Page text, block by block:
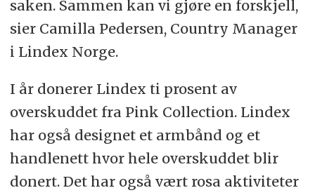
saken. Sammen kan vi gjøre en forskjell,
sier Camilla Pedersen, Country Manager
i Lindex Norge.
I år donerer Lindex ti prosent av
overskuddet fra Pink Collection. Lindex
har også designet et armbånd og et
handlenett hvor hele overskuddet blir
donert. Det har også vært rosa aktiviteter